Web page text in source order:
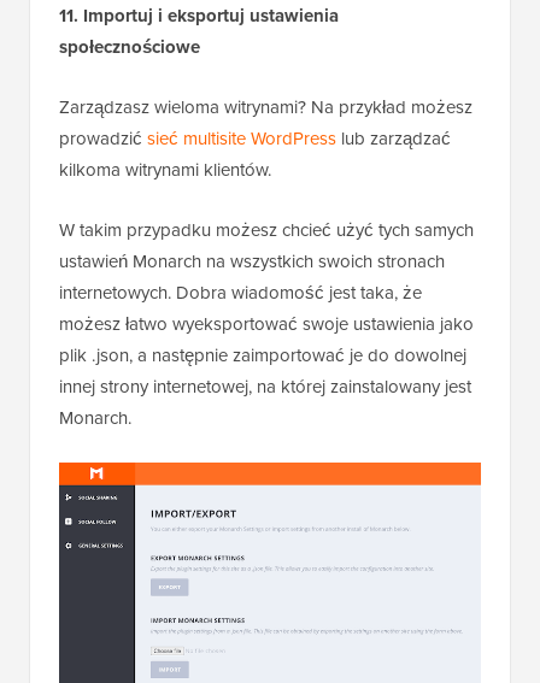
11. Importuj i eksportuj ustawienia
społecznościowe
Zarządzasz wieloma witrynami? Na przykład możesz
prowadzić sieć multisite WordPress lub zarządzać
kilkoma witrynami klientów.
W takim przypadku możesz chcieć użyć tych samych
ustawień Monarch na wszystkich swoich stronach
internetowych. Dobra wiadomość jest taka, że
możesz łatwo wyeksportować swoje ustawienia jako
plik .json, a następnie zaimportować je do dowolnej
innej strony internetowej, na której zainstalowany jest
Monarch.